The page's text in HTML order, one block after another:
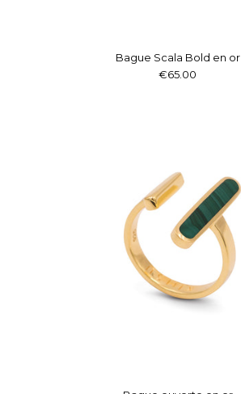
Bague Scala Bold en or
€65.00